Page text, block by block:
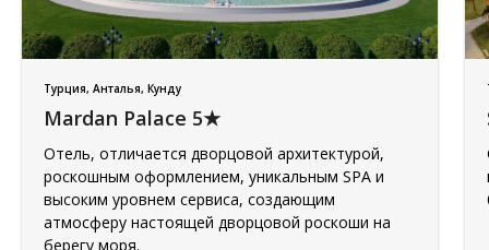
Турция, Анталья, Кунду
Mardan Palace 5★
Отель, отличается дворцовой архитектурой,
роскошным оформлением, уникальным SPA и
высоким уровнем сервиса, создающим
атмосферу настоящей дворцовой роскоши на
берегу моря.